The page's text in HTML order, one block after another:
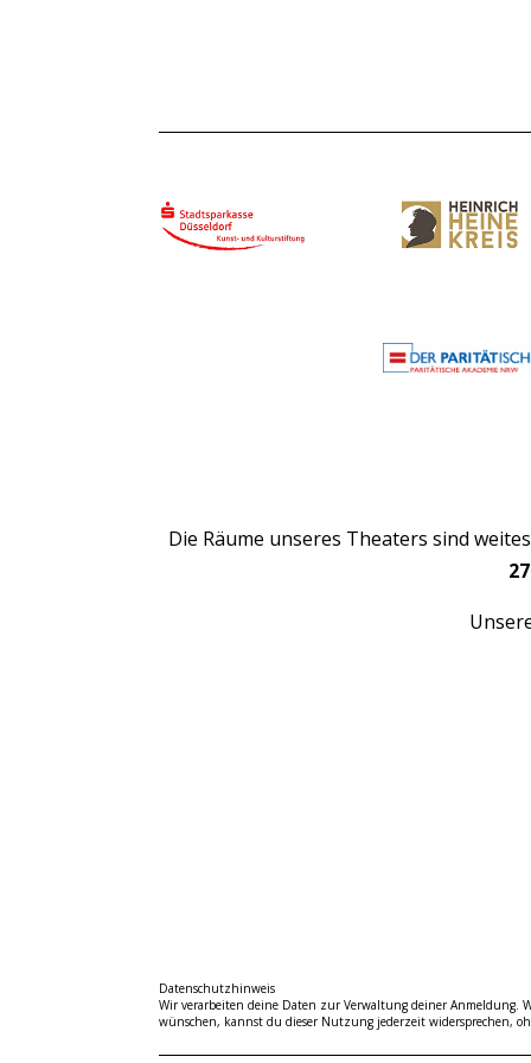
Die Räume unseres Theaters sind
Datenschutzhinweis
Wir verarbeiten deine Daten zur Verwaltung deiner Anmeldung.
wünschen, kannst du dieser Nutzung jederzeit widersprechen,